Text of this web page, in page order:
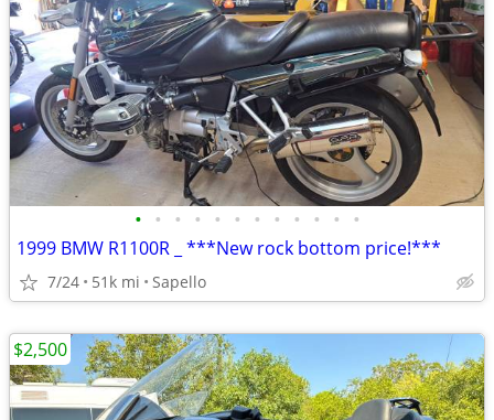
• • • • • • • • • • • •
1999 BMW R1100R _ ***New rock bottom price!***
7/24 51k mi Sapello
$2,500